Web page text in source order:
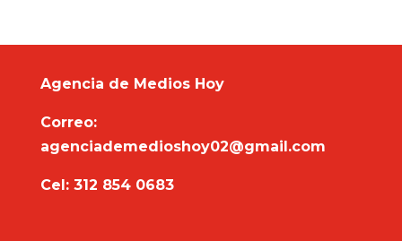
Agencia de Medios Hoy
Correo:
agenciademedioshoy02@gmail.com
Cel: 312 854 0683